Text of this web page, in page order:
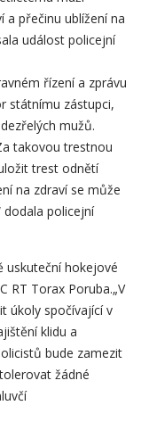
a přečinu ublížení na
událost policejní
řízení a zprávu
státnímu zástupci,
mužů.
takovou trestnou
trest odnětí
na zdraví se může
policejní
uskuteční hokejové
RT Torax Poruba.„V
úkoly spočívající v
klidu a
bude zamezit
žádné